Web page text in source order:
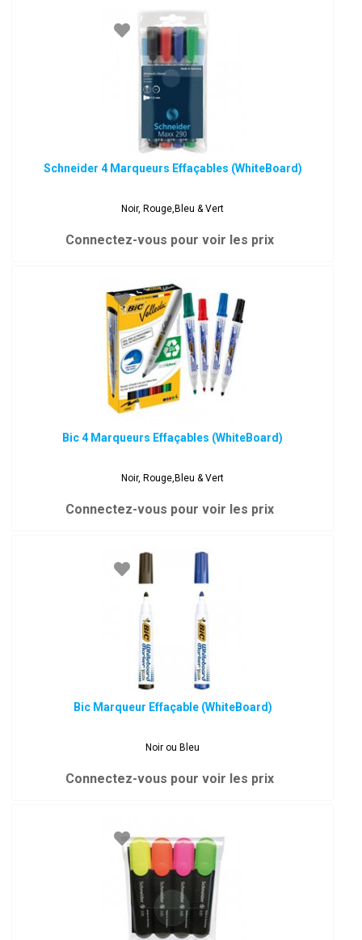
Schneider 4 Marqueurs Effaçables (WhiteBoard)
Noir, Rouge,Bleu & Vert
Connectez-vous pour voir les prix
Bic 4 Marqueurs Effaçables (WhiteBoard)
Noir, Rouge,Bleu & Vert
Connectez-vous pour voir les prix
Bic Marqueur Effaçable (WhiteBoard)
Noir ou Bleu
Connectez-vous pour voir les prix